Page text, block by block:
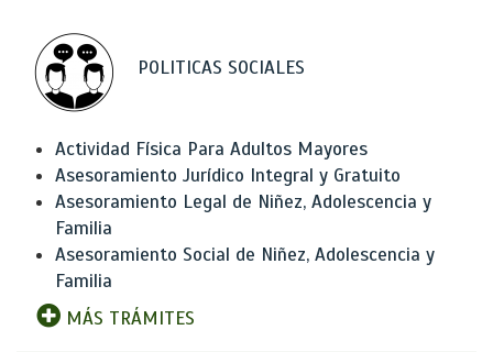
POLITICAS SOCIALES
Actividad Física Para Adultos Mayores
Asesoramiento Jurídico Integral y Gratuito
Asesoramiento Legal de Niñez, Adolescencia y
Familia
Asesoramiento Social de Niñez, Adolescencia y
Familia
MÁS TRÁMITES